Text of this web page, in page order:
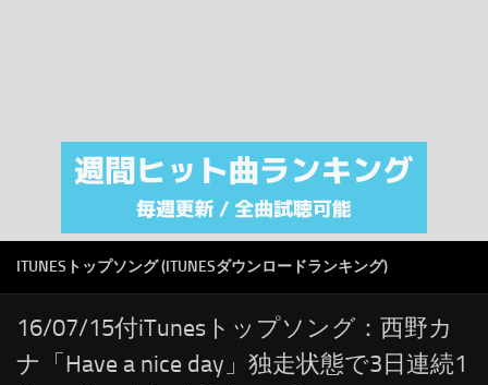
注目カテゴリ
オリジナルiTunes週間トップソング
RSS
LINKS
ITUNESトップソング (ITUNESダウンロードランキング)
16/07/15付iTunesトップソング：西野カ
ナ「Have a nice day」独走状態で3日連続1